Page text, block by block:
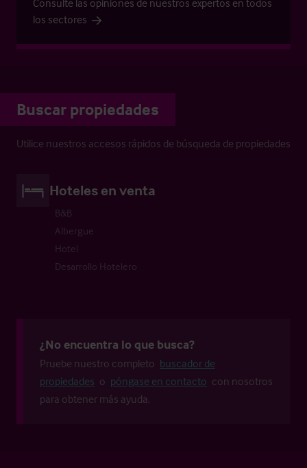
los sectores
Buscar propiedades
Utilice nuestros accesos rápidos de búsqueda de propiedades
Hoteles en venta
B&B
Albergue
Hotel
Desarrollo Hotelero
¿No encuentra lo que busca?
Pruebe nuestro completo buscador de
propiedades o póngase en contacto con nosotros
para obtener más ayuda.